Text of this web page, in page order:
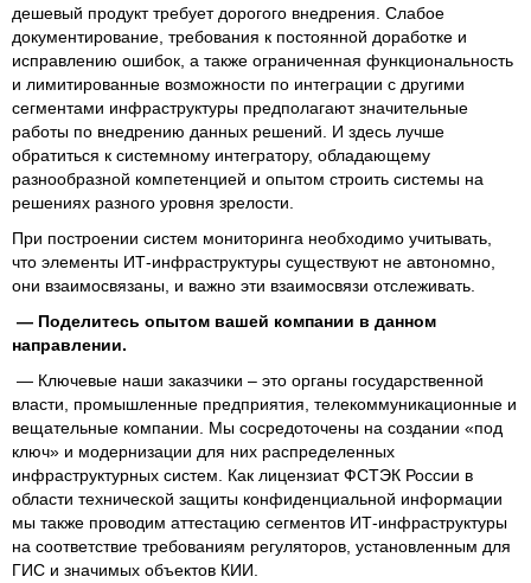
дешевый продукт требует дорогого внедрения. Слабое
документирование, требования к постоянной доработке и
исправлению ошибок, а также ограниченная функциональность
и лимитированные возможности по интеграции с другими
сегментами инфраструктуры предполагают значительные
работы по внедрению данных решений. И здесь лучше
обратиться к системному интегратору, обладающему
разнообразной компетенцией и опытом строить системы на
решениях разного уровня зрелости.
При построении систем мониторинга необходимо учитывать,
что элементы ИТ-инфраструктуры существуют не автономно,
они взаимосвязаны, и важно эти взаимосвязи отслеживать.
— Поделитесь опытом вашей компании в данном
направлении.
— Ключевые наши заказчики – это органы государственной
власти, промышленные предприятия, телекоммуникационные и
вещательные компании. Мы сосредоточены на создании «под
ключ» и модернизации для них распределенных
инфраструктурных систем. Как лицензиат ФСТЭК России в
области технической защиты конфиденциальной информации
мы также проводим аттестацию сегментов ИТ-инфраструктуры
на соответствие требованиям регуляторов, установленным для
ГИС и значимых объектов КИИ.